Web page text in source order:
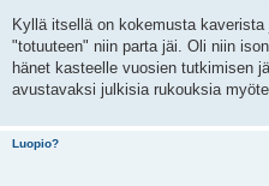
Kyllä itsellä on kokemusta
"totuuteen" niin parta jäi. Oli niin
hänet kasteelle vuosien tutkimisen
avustavaksi julkisia rukouksia
Luopio?